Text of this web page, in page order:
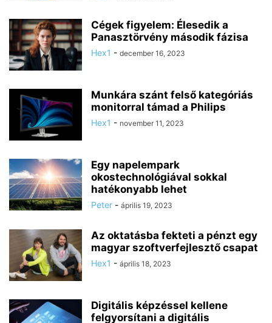
Cégek figyelem: Élesedik a
Panasztörvény második fázisa
Hex1 - december 16, 2023
Munkára szánt felső kategóriás
monitorral támad a Philips
Hex1 - november 11, 2023
Egy napelempark
okostechnológiával sokkal
hatékonyabb lehet
Peter - április 19, 2023
Az oktatásba fekteti a pénzt egy
magyar szoftverfejlesztő csapat
Hex1 - április 18, 2023
Digitális képzéssel kellene
felgyorsítani a digitális